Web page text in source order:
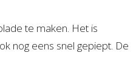
te maken. Het is
nog eens snel gepiept. De